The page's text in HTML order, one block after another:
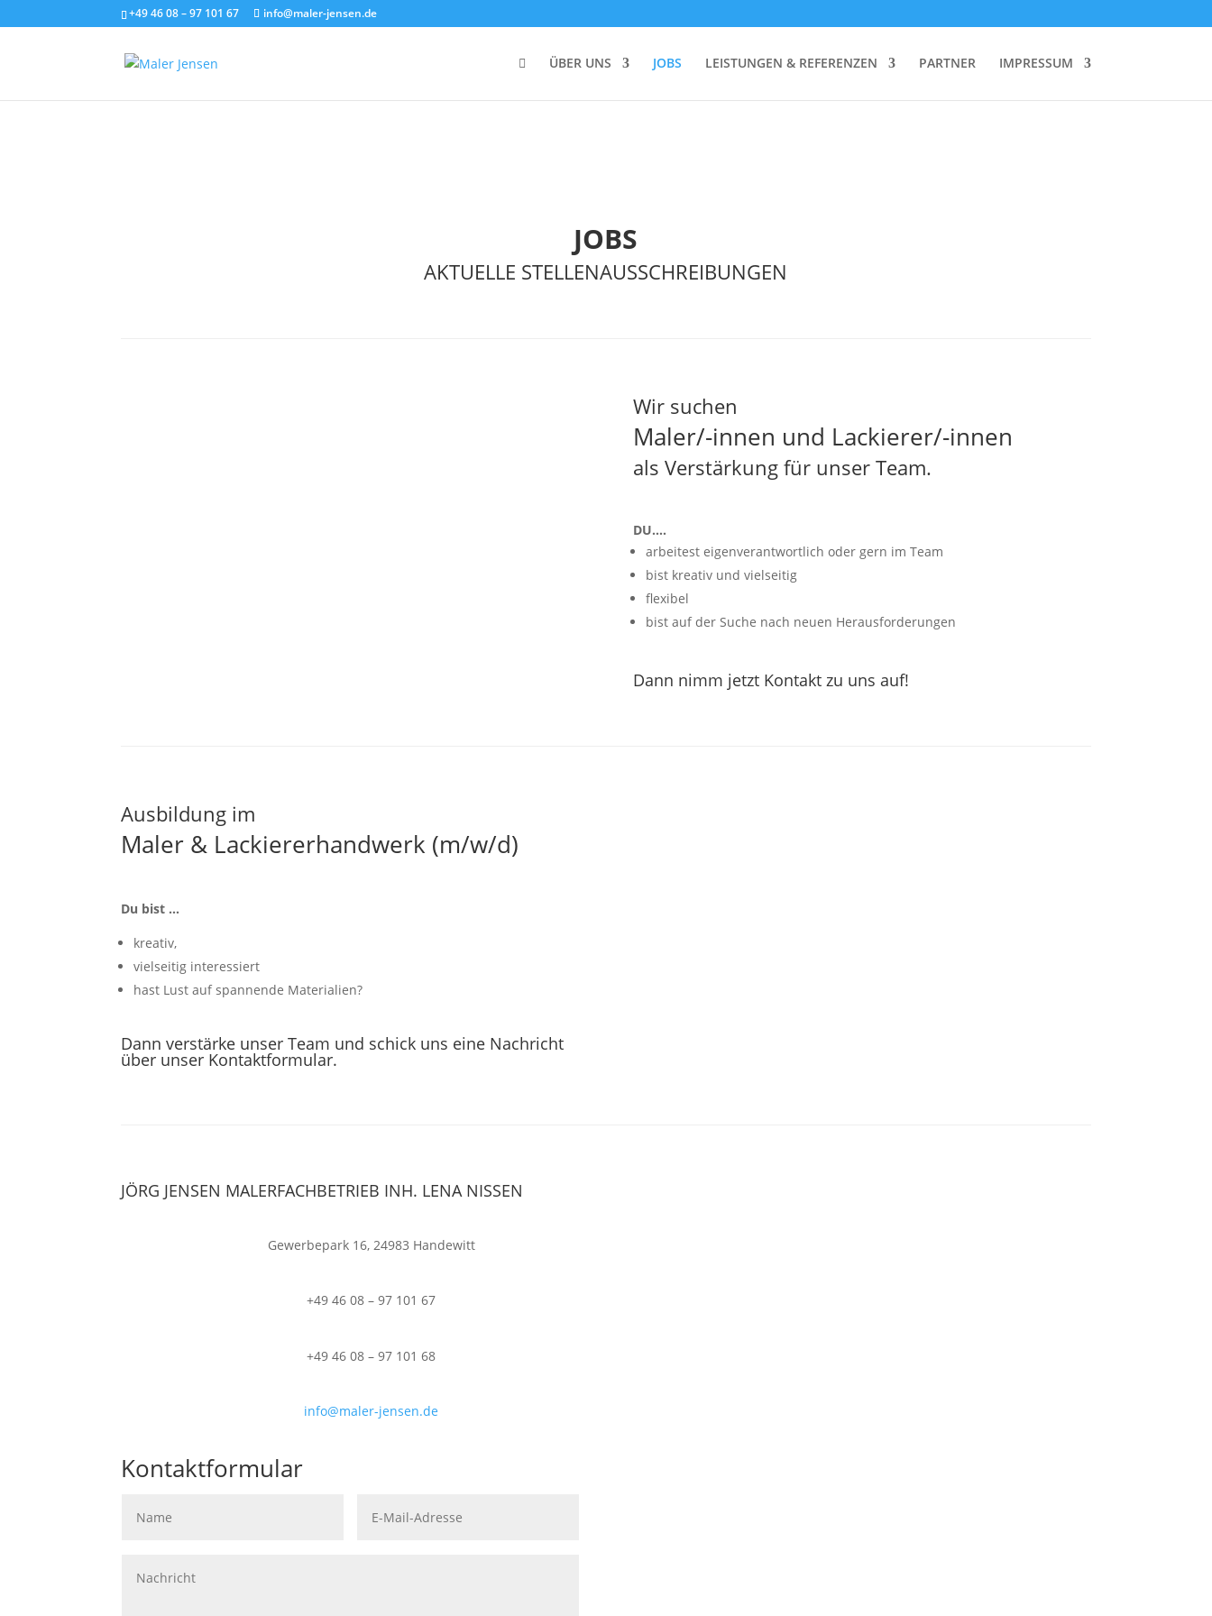
+49 46 08 – 97 101 67 info@maler-jensen.de
 ÜBER UNS JOBS LEISTUNGEN & REFERENZEN PARTNER IMPRESSUM
JOBS
AKTUELLE STELLENAUSSCHREIBUNGEN
Wir suchen
Maler/-innen und Lackierer/-innen
als Verstärkung für unser Team.
DU….
arbeitest eigenverantwortlich oder gern im Team
bist kreativ und vielseitig
flexibel
bist auf der Suche nach neuen Herausforderungen
Dann nimm jetzt Kontaktzu uns auf!
Ausbildung im
Maler & Lackiererhandwerk (m/w/d)
Du bist …
kreativ,
vielseitig interessiert
hast Lust auf spannende Materialien?
Dann verstärke unser Team und schick uns eine Nachricht
über unser Kontaktformular.
JÖRG JENSEN MALERFACHBETRIEB INH. LENA NISSEN
Gewerbepark 16, 24983 Handewitt
+49 46 08 – 97 101 67
+49 46 08 – 97 101 68
info@maler-jensen.de
Kontaktformular